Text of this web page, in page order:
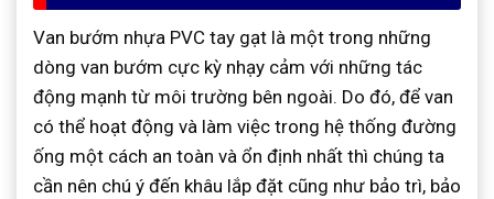
Van bướm nhựa PVC tay gạt là một trong những
dòng van bướm cực kỳ nhạy cảm với những tác
động mạnh từ môi trường bên ngoài. Do đó, để van
có thể hoạt động và làm việc trong hệ thống đường
ống một cách an toàn và ổn định nhất thì chúng ta
cần nên chú ý đến khâu lắp đặt cũng như bảo trì, bảo